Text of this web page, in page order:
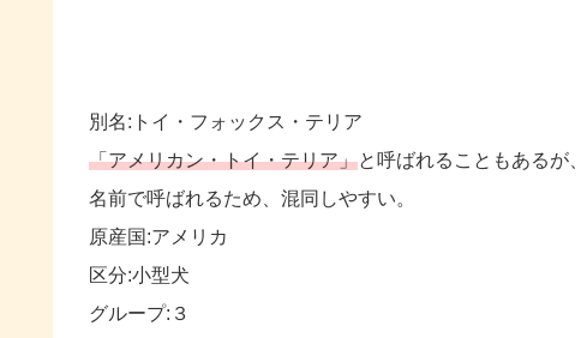
別名:トイ・フォックス・テリア
「アメリカン・トイ・テリア」と呼ばれることもあるが、
名前で呼ばれるため、混同しやすい。
原産国:アメリカ
区分:小型犬
グループ:３